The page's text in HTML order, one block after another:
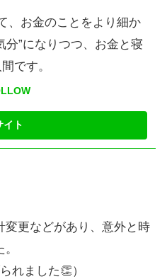
、お金のことをより細か
分”になりつつ、お金と寝
です。
変更などがあり、意外と時
れました👏）